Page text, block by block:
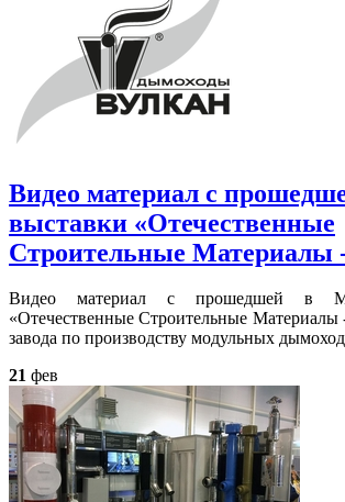
Видео материал с
выставки «Отечественные
Строительные Материалы
Видео материал с прошедшей в
«Отечественные Строительные Материалы
завода по производству модульных
21 фев